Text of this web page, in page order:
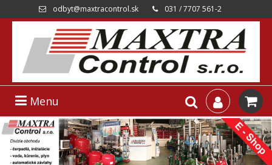
odbyt@maxtracontrol.sk 031 / 7707 561-2
Menu